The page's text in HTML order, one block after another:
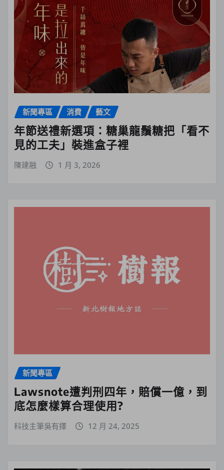
新聞專區 消費 藝文
年節送禮新選項：糖巢龍鬚糖把「看不
見的工夫」裝進盒子裡
陳建融 1 月 3, 2026
新聞專區
Lawsnote遭判刑四年，賠償一億，到
底怎麼樣算合理使用?
科技主筆吳有擇 12 月 24, 2025